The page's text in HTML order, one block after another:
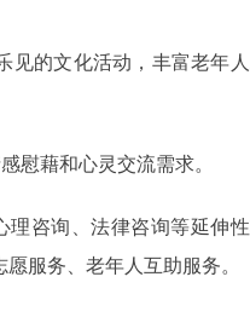
的文化活动，丰富老年
藉和心灵交流需求。
咨询、法律咨询等延伸
服务、老年人互助服务。